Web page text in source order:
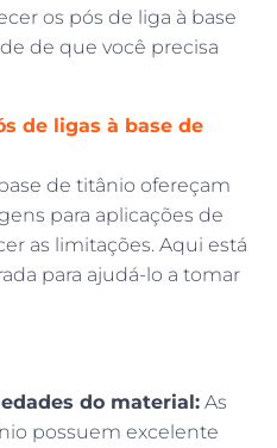
os pós de liga à base
de que você precisa
de ligas à base de
de titânio ofereçam
para aplicações de
as limitações. Aqui está
para ajudá-lo a tomar
do material: As
possuem excelente